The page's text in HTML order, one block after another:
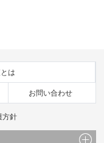
は
お問い合わせ
方針